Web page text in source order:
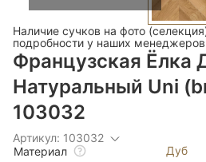
Наличие сучков на фото
подробности у наших менеджеров
Французская Ёлка
Натуральный Uni
103032
Артикул: 103032
Материал
Дуб